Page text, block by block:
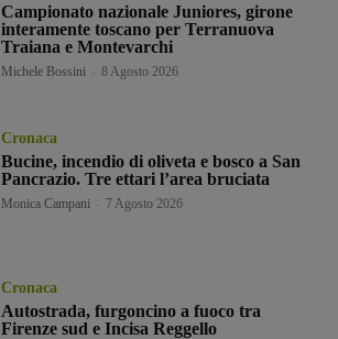
Campionato nazionale Juniores, girone
interamente toscano per Terranuova
Traiana e Montevarchi
Michele Bossini 8 Agosto 2026
Cronaca
Bucine, incendio di oliveta e bosco a San
Pancrazio. Tre ettari l’area bruciata
Monica Campani 7 Agosto 2026
Cronaca
Autostrada, furgoncino a fuoco tra
Firenze sud e Incisa Reggello